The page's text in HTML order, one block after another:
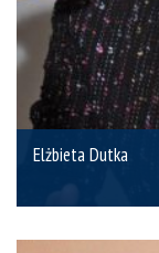
Elżbieta Dutka